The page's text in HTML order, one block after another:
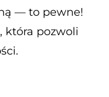
— to pewne!
która pozwoli